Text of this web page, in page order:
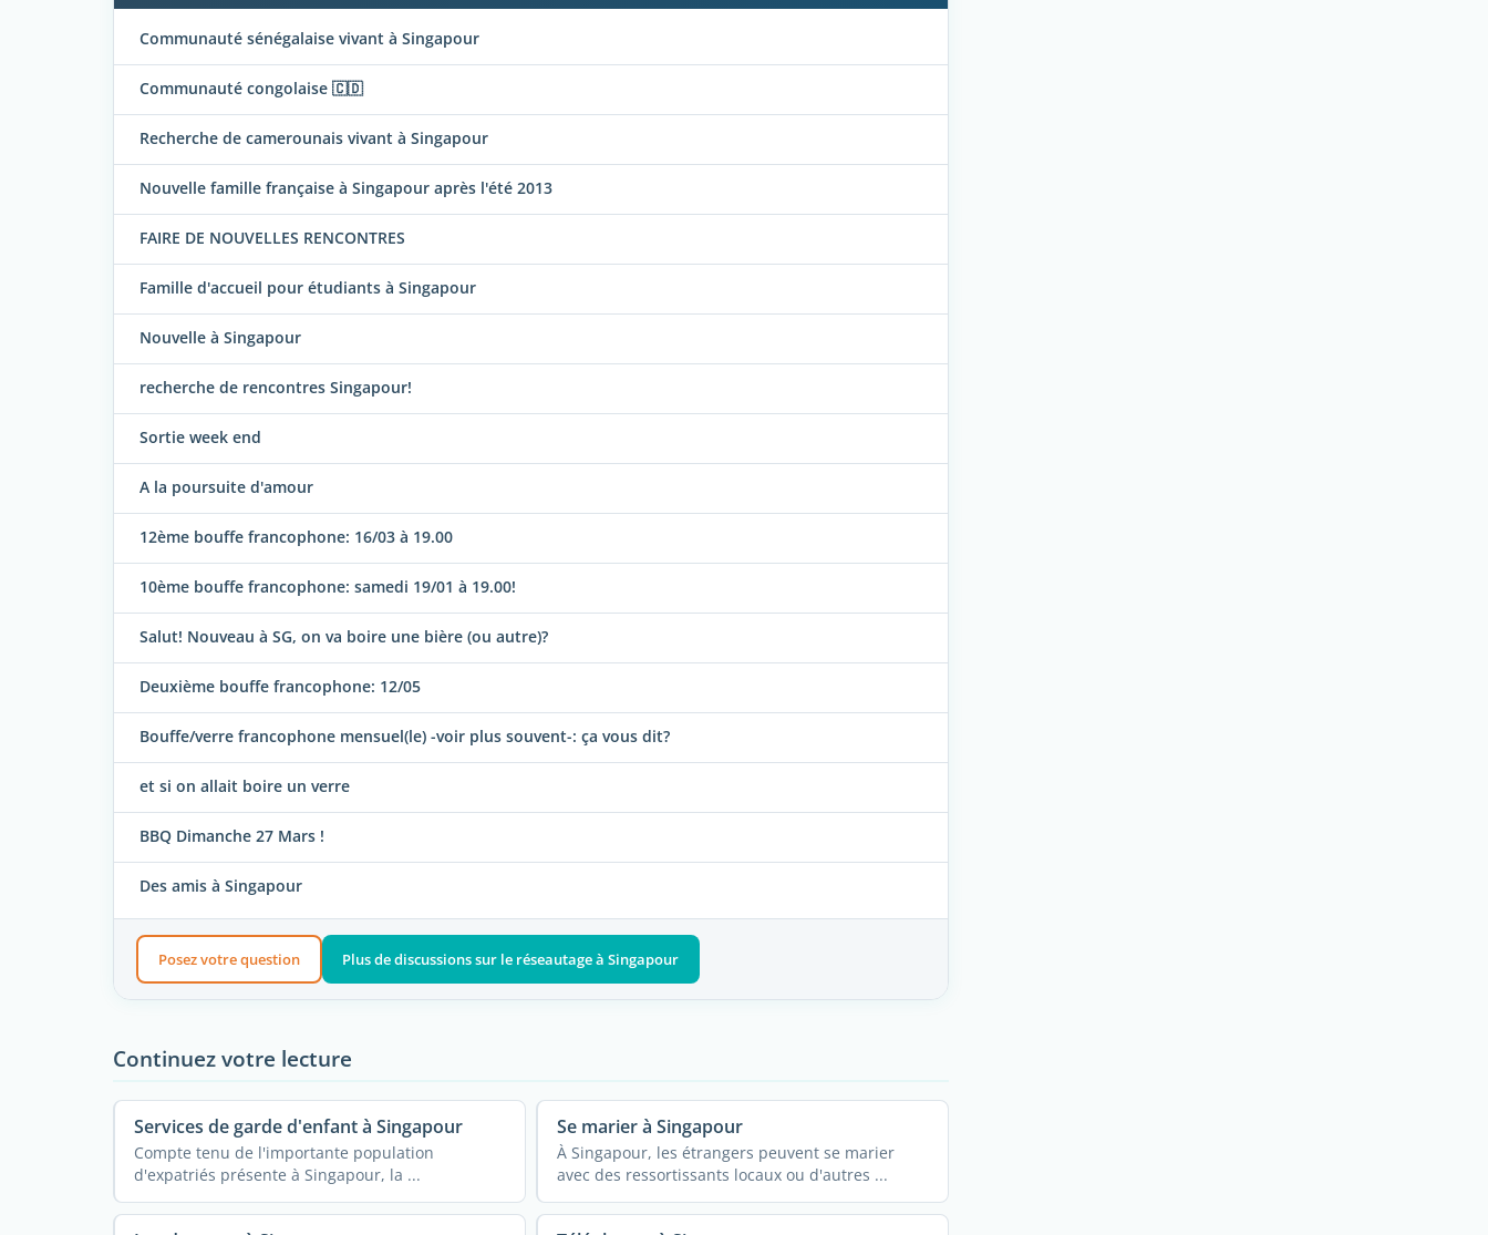
Communauté sénégalaise vivant à Singapour
Communauté congolaise 🇨🇩
Recherche de camerounais vivant à Singapour
Nouvelle famille française à Singapour après l'été 2013
FAIRE DE NOUVELLES RENCONTRES
Famille d'accueil pour étudiants à Singapour
Nouvelle à Singapour
recherche de rencontres Singapour!
Sortie week end
A la poursuite d'amour
12ème bouffe francophone: 16/03 à 19.00
10ème bouffe francophone: samedi 19/01 à 19.00!
Salut! Nouveau à SG, on va boire une bière (ou autre)?
Deuxième bouffe francophone: 12/05
Bouffe/verre francophone mensuel(le) -voir plus souvent-: ça vous dit?
et si on allait boire un verre
BBQ Dimanche 27 Mars !
Des amis à Singapour
Posez votre question Plus de discussions sur le réseautage à Singapour
Continuez votre lecture
Services de garde d'enfant à Singapour
Compte tenu de l'importante population
d'expatriés présente à Singapour, la ...
Se marier à Singapour
À Singapour, les étrangers peuvent se marier
avec des ressortissants locaux ou d'autres ...